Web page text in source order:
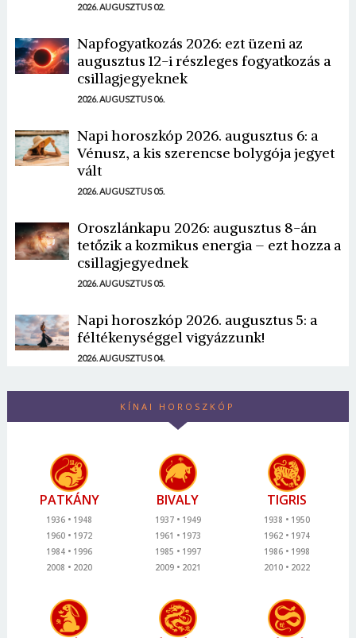
2026. AUGUSZTUS 02.
Napfogyatkozás 2026: ezt üzeni az
augusztus 12-i részleges fogyatkozás a
csillagjegyeknek
2026. AUGUSZTUS 06.
Napi horoszkóp 2026. augusztus 6: a
Vénusz, a kis szerencse bolygója jegyet
vált
2026. AUGUSZTUS 05.
Oroszlánkapu 2026: augusztus 8-án
tetőzik a kozmikus energia – ezt hozza a
csillagjegyednek
2026. AUGUSZTUS 05.
Napi horoszkóp 2026. augusztus 5: a
féltékenységgel vigyázzunk!
2026. AUGUSZTUS 04.
KÍNAI HOROSZKÓP
PATKÁNY
1936
1948
1960
1972
1984
1996
2008
2020
BIVALY
1937
1949
1961
1973
1985
1997
2009
2021
TIGRIS
1938
1950
1962
1974
1986
1998
2010
2022